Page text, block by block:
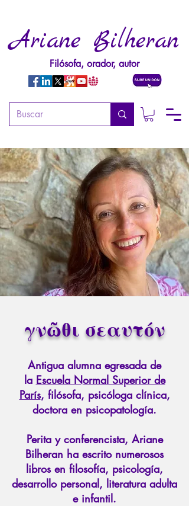
Ariane Bilheran
Filósofa, orador, autor
γνῶθι σεαυτόν
Antigua alumna egresada de
la Escuela Normal Superior de
París, filósofa, psicóloga clínica,
doctora en psicopatología.
Perita y conferencista, Ariane
Bilheran ha escrito numerosos
libros en filosofía, psicología,
desarrollo personal, literatura adulta
e infantil.